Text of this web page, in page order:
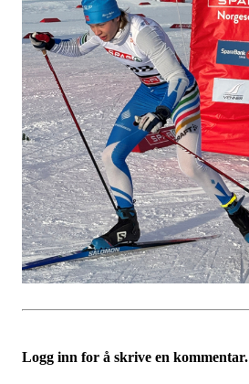
Logg inn for å skrive en kommentar.